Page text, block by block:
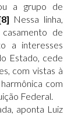
a grupo de
Nessa linha,
de
a interesses
Estado, cede
com vistas à
com
Federal.
aponta Luiz